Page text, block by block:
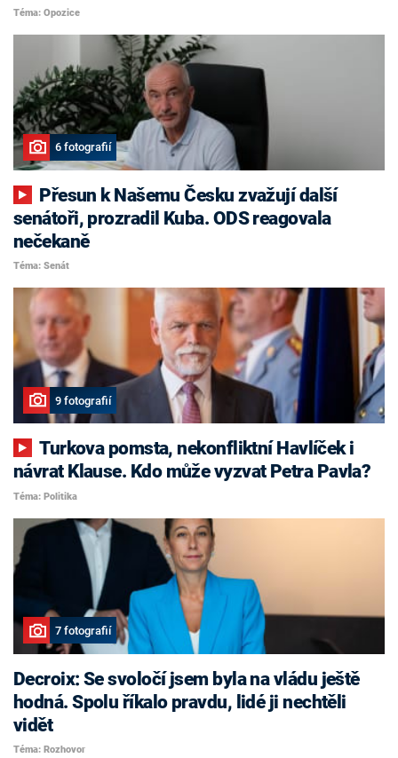
Téma: Opozice
6 fotografií
senátoři, prozradil Kuba. ODS reagovala
nečekaně
Téma: Senát
9 fotografií
Turkova pomsta, nekonfliktní Havlíček i
návrat Klause. Kdo může vyzvat Petra Pavla?
Téma: Politika
7 fotografií
Decroix: Se svoločí jsem byla na vládu ještě
hodná. Spolu říkalo pravdu, lidé ji nechtěli
vidět
Téma: Rozhovor